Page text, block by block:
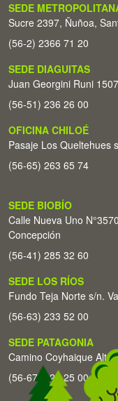
SEDE
Sucre 2397, Ñuñoa,
(56-2) 2366 71 20
SEDE DIAGUITAS
Juan Georgini Runi
(56-51) 236 26 00
OFICINA CHILOÉ
Pasaje Los Queltehues
(56-65) 263 65 74
SEDE BIOBÍO
Calle Nueva Uno
Concepción
(56-41) 285 32 60
SEDE LOS RÍOS
Fundo Teja Norte s/n.
(56-63) 233 52 00
SEDE PATAGONIA
Camino Coyhaique Alto
(56-67) 226 25 00